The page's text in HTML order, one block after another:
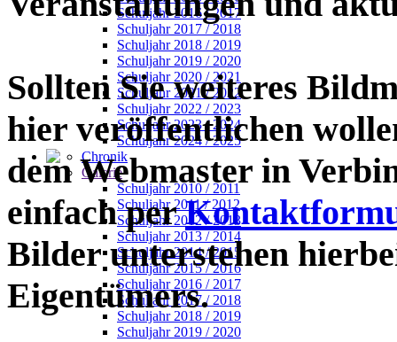
Schuljahr 2016 / 2017
Schuljahr 2017 / 2018
Schuljahr 2018 / 2019
Schuljahr 2019 / 2020
Schuljahr 2020 / 2021
Schuljahr 2021 / 2022
Schuljahr 2022 / 2023
Schuljahr 2023 / 2024
Schuljahr 2024 / 2025
Chronik
Galerie
Schuljahr 2010 / 2011
Schuljahr 2011 / 2012
Schuljahr 2012 / 2013
Schuljahr 2013 / 2014
Schuljahr 2014 / 2015
Schuljahr 2015 / 2016
Schuljahr 2016 / 2017
Schuljahr 2017 / 2018
Schuljahr 2018 / 2019
Schuljahr 2019 / 2020
Sollten Sie weiteres
hier veröffentlichen
dem Webmaster in
einfach per
Bilder unterstehen
Eigentümers.